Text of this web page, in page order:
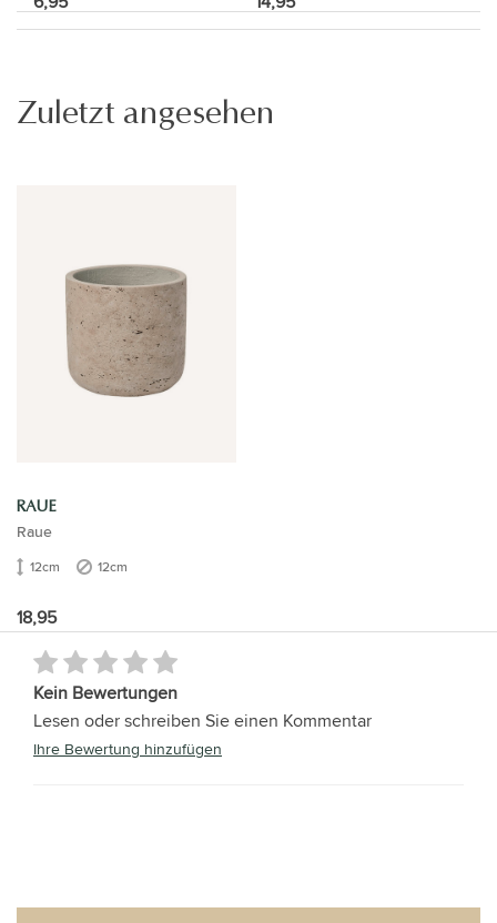
Zuletzt angesehen
RAUE
Raue
12cm 12cm
18,95
Kein Bewertungen
Lesen oder schreiben Sie einen Kommentar
Ihre Bewertung hinzufügen